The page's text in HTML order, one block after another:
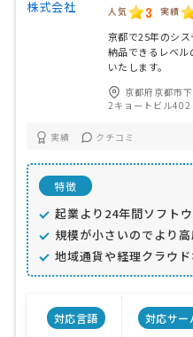
人気 3 実績
京都で25年のシ
納品できるレベル
いたします。
京都府京都市
2キョートビル402
実績 クチコミ
特徴
起業より24年間ソフト
規模が小さいのでより
地域通貨や経理クラウ
対応言語
対応サー